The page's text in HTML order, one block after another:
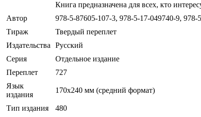
Книга предназначена для всех, кто
Автор
978-5-87605-107-3, 978-5-17-049740-9, 978-
Тираж
Твердый переплет
Издательства
Русский
Серия
Отдельное издание
Переплет
727
Язык
издания
170x240 мм (средний формат)
Тип издания
480